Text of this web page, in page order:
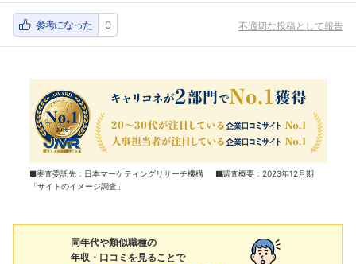
参考になった 0 不適切な投稿として報告
■実査委託先：日本マーケティングリサーチ機構 ■調査概要：2023年12月期
「サイトのイメージ調査」
同年代や類似職種の
年収・口コミを見ることで